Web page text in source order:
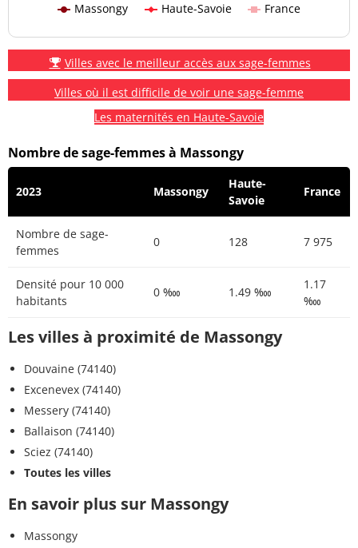
Massongy Haute-Savoie France
Villes avec le meilleur accès aux sage-femmes
Villes où il est difficile de voir une sage-femme
Les maternités en Haute-Savoie
Nombre de sage-femmes à Massongy
2023 Massongy
Haute-
Savoie
France
Nombre de sage-
femmes
0 128 7 975
Densité pour 10 000
habitants
0 ‱ 1.49 ‱
1.17
‱
Les villes à proximité de Massongy
Douvaine (74140)
Excenevex (74140)
Messery (74140)
Ballaison (74140)
Sciez (74140)
Toutes les villes
En savoir plus sur Massongy
Massongy